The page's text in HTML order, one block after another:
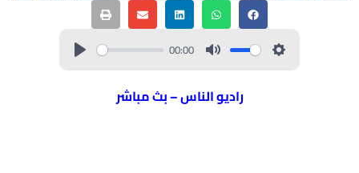
00:00
راديو الناس – بث مباشر